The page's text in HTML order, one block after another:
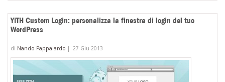
YITH Custom Login: personalizza la finestra di login del tuo
WordPress
di Nando Pappalardo | 27 Giu 2013